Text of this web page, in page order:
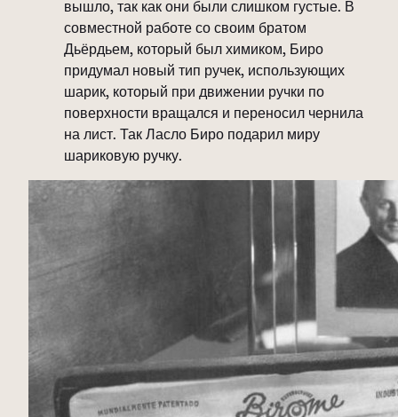
вышло, так как они были слишком густые. В
совместной работе со своим братом
Дьёрдьем, который был химиком, Биро
придумал новый тип ручек, использующих
шарик, который при движении ручки по
поверхности вращался и переносил чернила
на лист. Так Ласло Биро подарил миру
шариковую ручку.